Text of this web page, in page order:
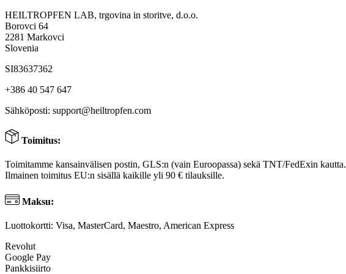
HEILTROPFEN LAB, trgovina in storitve, d.o.o.
Borovci 64
2281 Markovci
Slovenia
SI83637362
+386 40 547 647
Sähköposti: support@heiltropfen.com
Toimitus:
Toimitamme kansainvälisen postin, GLS:n (vain Euroopassa) sekä TNT/FedExin kautta.
Ilmainen toimitus EU:n sisällä kaikille yli 90 € tilauksille.
Maksu:
Luottokortti: Visa, MasterCard, Maestro, American Express
Revolut
Google Pay
Pankkisiirto